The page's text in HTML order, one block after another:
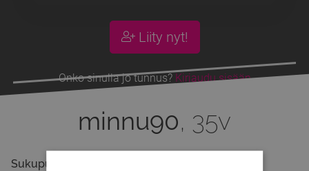
Liity nyt!
Onko sinulla jo tunnus? Kirjaudu sisään
minnu90, 35v
Sukupuoli